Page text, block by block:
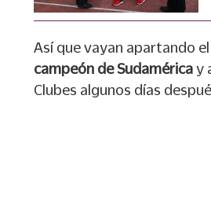
Así que vayan apartando
campeón de Sudamérica y
Clubes algunos días